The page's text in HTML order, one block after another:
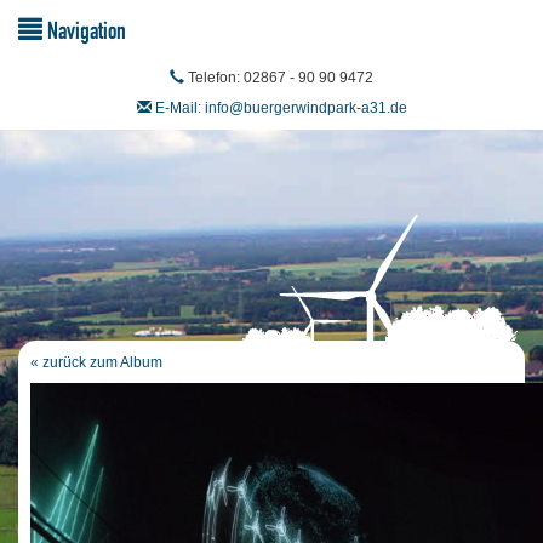
Navigation
Telefon: 02867 - 90 90 9472
E-Mail: info@buergerwindpark-a31.de
« zurück zum Album